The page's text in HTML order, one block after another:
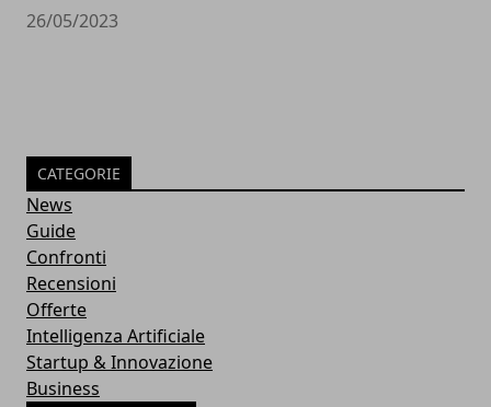
26/05/2023
CATEGORIE
News
Guide
Confronti
Recensioni
Offerte
Intelligenza Artificiale
Startup & Innovazione
Business